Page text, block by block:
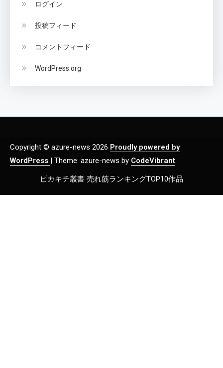
ログイン
投稿フィード
コメントフィード
WordPress.org
Copyright © azure-news 2026 Proudly powered by
WordPress | Theme: azure-news by CodeVibrant.
ピカキチ叢書 売れ筋ランキングTOP10作品